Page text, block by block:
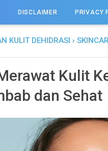
DISCLAIMER PRIVACY
KULIT DEHIDRASI ›
Kulit
dan Sehat